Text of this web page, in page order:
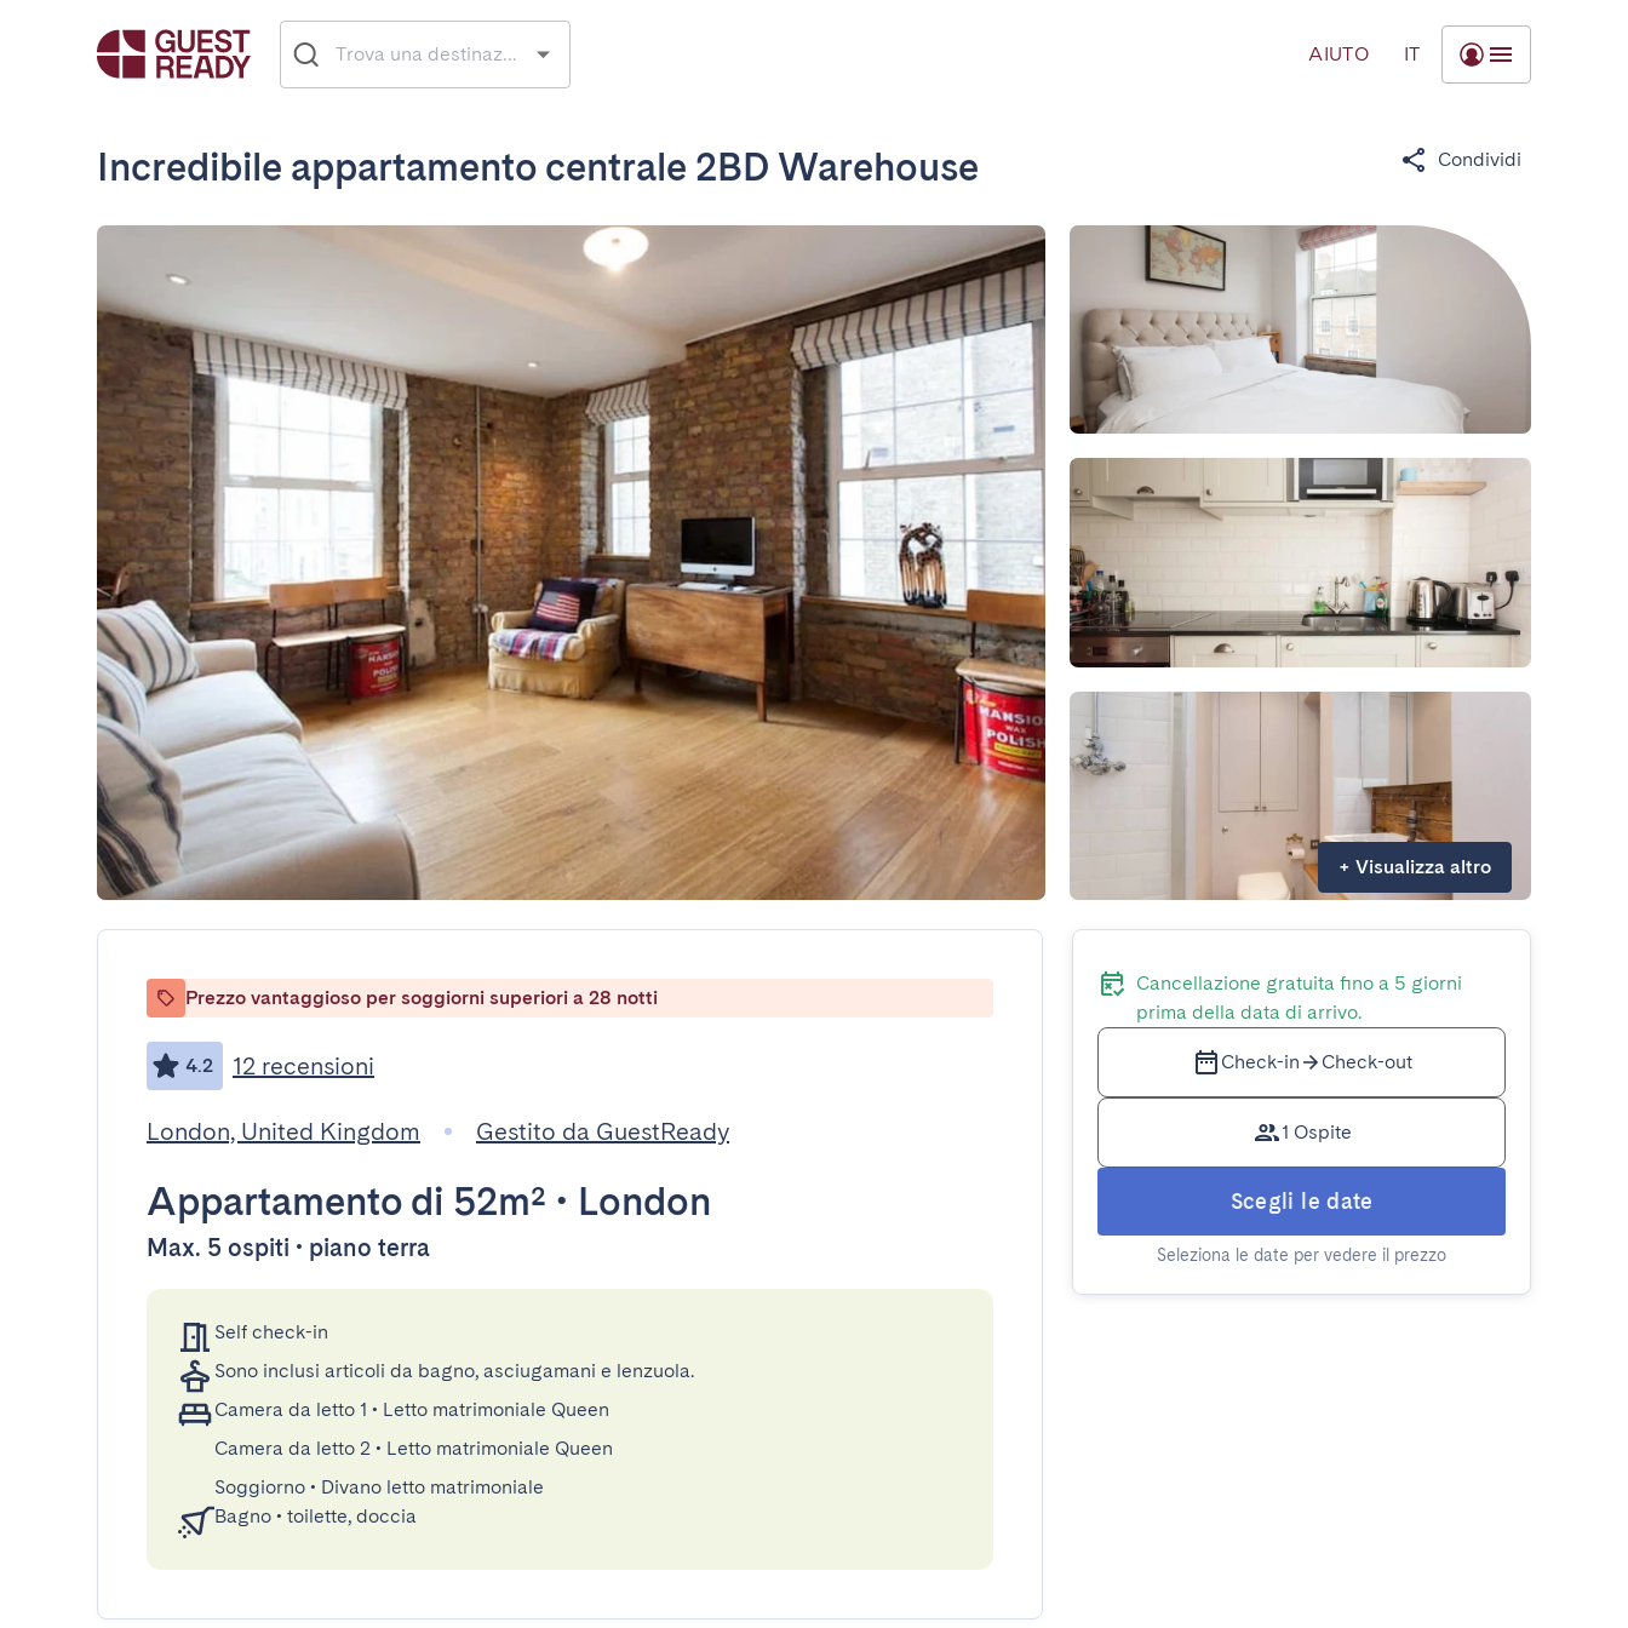
AIUTO IT
Incredibile appartamento centrale 2BD Warehouse Condividi
+ Visualizza altro
Prezzo vantaggioso per soggiorni superiori a 28 notti
4.2 12 recensioni
London, United Kingdom Gestito da GuestReady
Appartamento di 52m² • London
Max. 5 ospiti • piano terra
Self check-in
Sono inclusi articoli da bagno, asciugamani e lenzuola.
Camera da letto 1 • Letto matrimoniale Queen
Camera da letto 2 • Letto matrimoniale Queen
Soggiorno • Divano letto matrimoniale
Bagno • toilette, doccia
Cancellazione gratuita fino a 5 giorni
prima della data di arrivo.
Check-in Check-out
1 Ospite
Scegli le date
Seleziona le date per vedere il prezzo